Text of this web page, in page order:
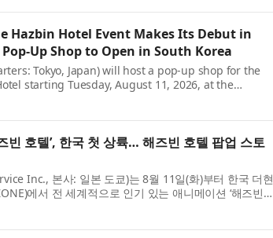
Hazbin Hotel Event Makes Its Debut in
Up Shop to Open in South Korea
Tokyo, Japan) will host a pop-up shop for the
starting Tuesday, August 11, 2026, at the
Seoul in South Korea. New items added to the
빈 호텔’, 한국 첫 상륙… 해즈빈 호텔 팝업 스토
Inc., 본사: 일본 도쿄)는 8월 11일(화)부터 한국 더현
에서 전 세계적으로 인기 있는 애니메이션 ‘해즈빈
개최한다. ◇ 뜨거운 호응에 힘입어 신규 ...